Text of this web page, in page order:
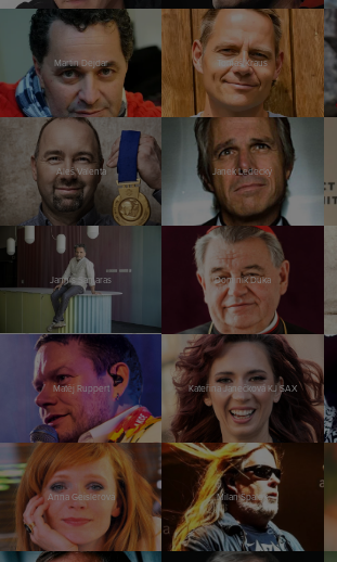
Martin Dejdar Tomáš Kraus
Aleš Valenta Janek Ledecký
Jannis Samaras Dominik Duka
Matěj Ruppert Kateřina Janečková KJ SAX
Anna Geislerová Milan Špalek